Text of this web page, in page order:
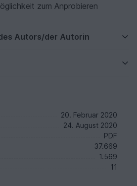
zum Anprobieren
Autors/der Autorin
20. Februar 2020
24. August 2020
PDF
37.669
1.569
11